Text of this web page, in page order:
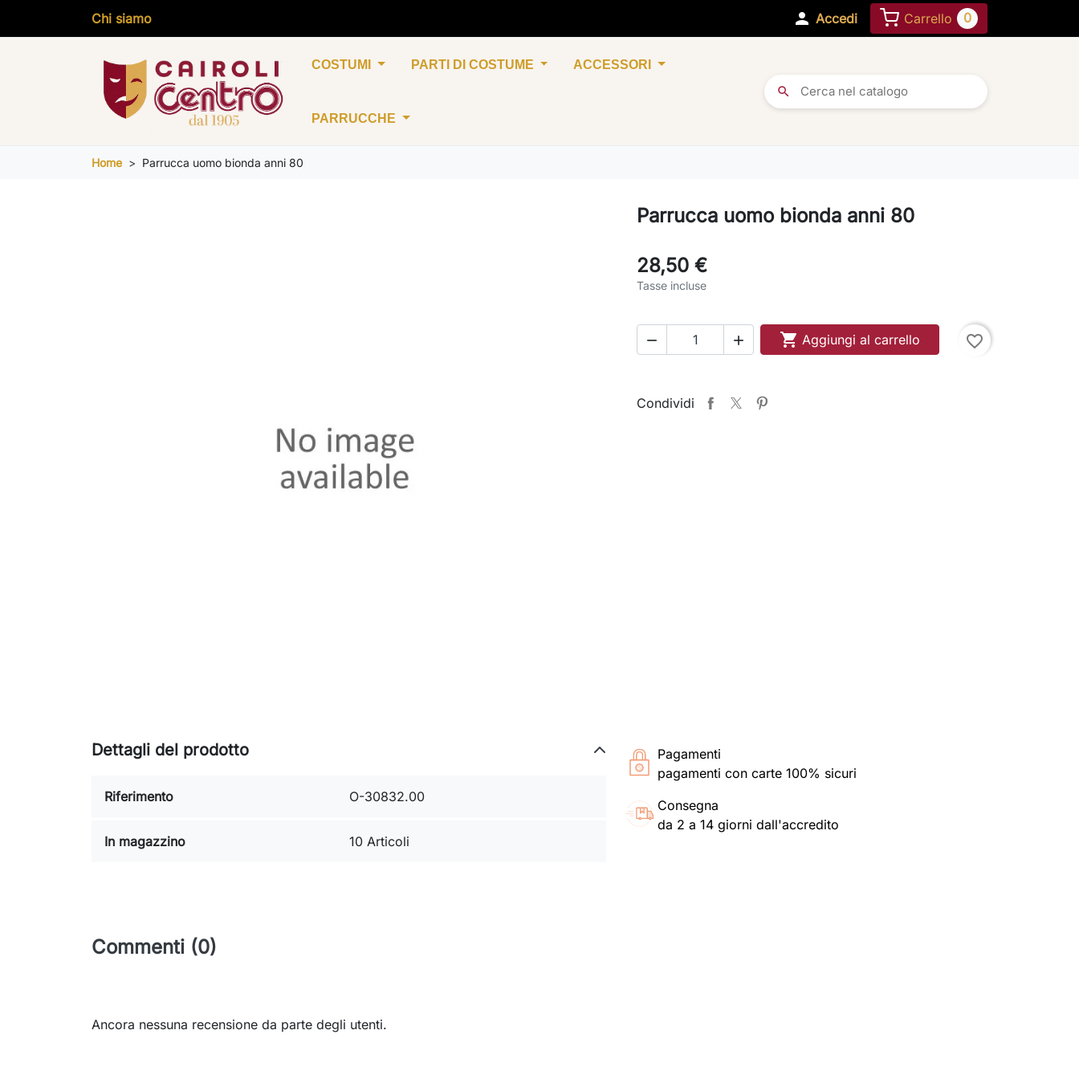
Chi siamo  Accedi Carrello 0
COSTUMI PARTI DI COSTUME ACCESSORI
PARRUCCHE
search
Home Parrucca uomo bionda anni 80
Parrucca uomo bionda anni 80
28,50 €
Tasse incluse
   Aggiungi al carrello favorite_border
Condividi
Pagamenti
pagamenti con carte 100% sicuri
Consegna
da 2 a 14 giorni dall'accredito
Dettagli del prodotto
Riferimento O-30832.00
In magazzino 10 Articoli
Commenti (0)
Ancora nessuna recensione da parte degli utenti.